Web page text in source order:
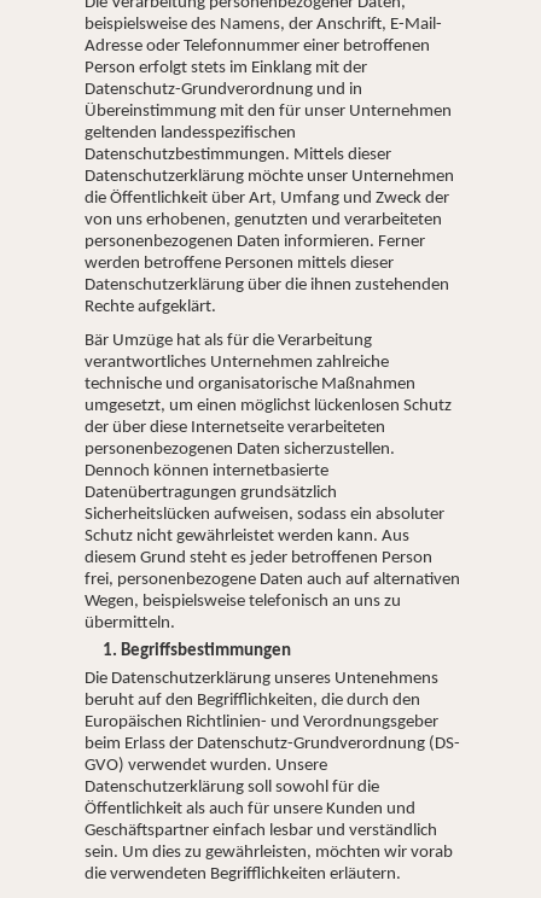
beispielsweise des Namens, der Anschrift, E-Mail-
Adresse oder Telefonnummer einer betroffenen
Person erfolgt stets im Einklang mit der
Datenschutz-Grundverordnung und in
Übereinstimmung mit den für unser Unternehmen
geltenden landesspezifischen
Datenschutzbestimmungen. Mittels dieser
Datenschutzerklärung möchte unser Unternehmen
die Öffentlichkeit über Art, Umfang und Zweck der
von uns erhobenen, genutzten und verarbeiteten
personenbezogenen Daten informieren. Ferner
werden betroffene Personen mittels dieser
Datenschutzerklärung über die ihnen zustehenden
Rechte aufgeklärt.
Bär Umzüge hat als für die Verarbeitung
verantwortliches Unternehmen zahlreiche
technische und organisatorische Maßnahmen
umgesetzt, um einen möglichst lückenlosen Schutz
der über diese Internetseite verarbeiteten
personenbezogenen Daten sicherzustellen.
Dennoch können internetbasierte
Datenübertragungen grundsätzlich
Sicherheitslücken aufweisen, sodass ein absoluter
Schutz nicht gewährleistet werden kann. Aus
diesem Grund steht es jeder betroffenen Person
frei, personenbezogene Daten auch auf alternativen
Wegen, beispielsweise telefonisch an uns zu
übermitteln.
1. Begriffsbestimmungen
Die Datenschutzerklärung unseres Untenehmens
beruht auf den Begrifflichkeiten, die durch den
Europäischen Richtlinien- und Verordnungsgeber
beim Erlass der Datenschutz-Grundverordnung (DS-
GVO) verwendet wurden. Unsere
Datenschutzerklärung soll sowohl für die
Öffentlichkeit als auch für unsere Kunden und
Geschäftspartner einfach lesbar und verständlich
sein. Um dies zu gewährleisten, möchten wir vorab
die verwendeten Begrifflichkeiten erläutern.